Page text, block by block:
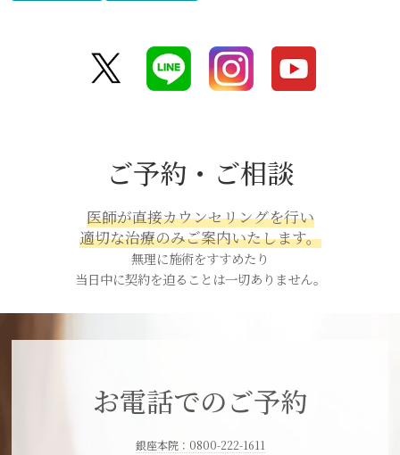
ご予約・ご相談
医師が直接カウンセリングを行い
適切な治療のみご案内いたします。
無理に施術をすすめたり
当日中に契約を迫ることは一切ありません。
お電話でのご予約
銀座本院：0800-222-1611